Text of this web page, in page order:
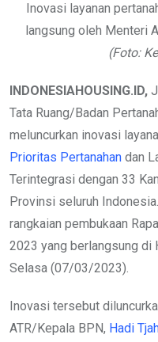
Inovasi layanan
langsung oleh Menteri
(Foto:
INDONESIAHOUSING.ID,
Tata Ruang/Badan
meluncurkan inovasi
Prioritas Pertanahan dan
Terintegrasi dengan 33
Provinsi seluruh
rangkaian pembukaan
2023 yang berlangsung di
Selasa (07/03/2023).
Inovasi tersebut
ATR/Kepala BPN, Hadi